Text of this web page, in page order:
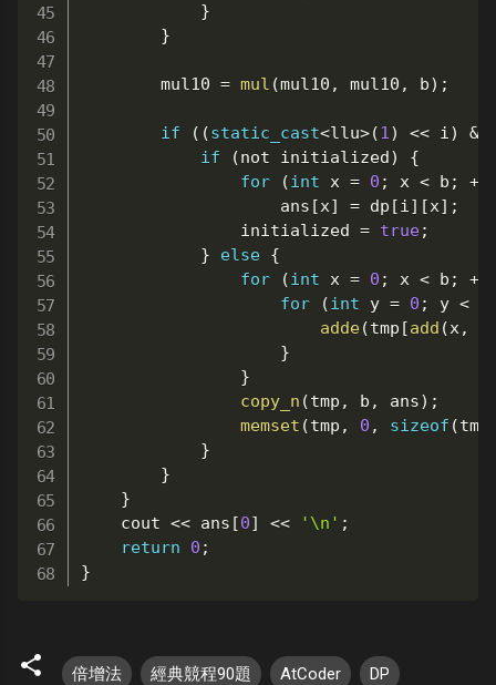
}
}
		mul10
= mul (mul10 , mul10 , b) ;
if ( (static_cast<llu>(1) << i) &
if
(not initialized)
{
for
(int x = 0 ; x < b ; ++
					ans
[x] = dp [i] [x] ;
				initialized
= true;
}
else {
for
(int x = 0 ; x < b ; ++
for
(int y = 0 ; y <
adde(tmp [add (x,
}
}
copy_n (tmp , b , ans) ;
memset (tmp , 0 , sizeof (tmp
}
}
}
	cout
<< ans [0] << '\n' ;
return
0 ;
}
倍增法 經典競程90題 AtCoder DP